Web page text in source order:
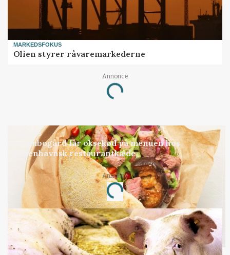
MARKEDSFOKUS
Olien styrer råvaremarkederne
Annonce
Loading...
BUSINESS
Grambogård får oksekød på menuen hos
københavnsk restaurantkæde
Annonce
Loading...